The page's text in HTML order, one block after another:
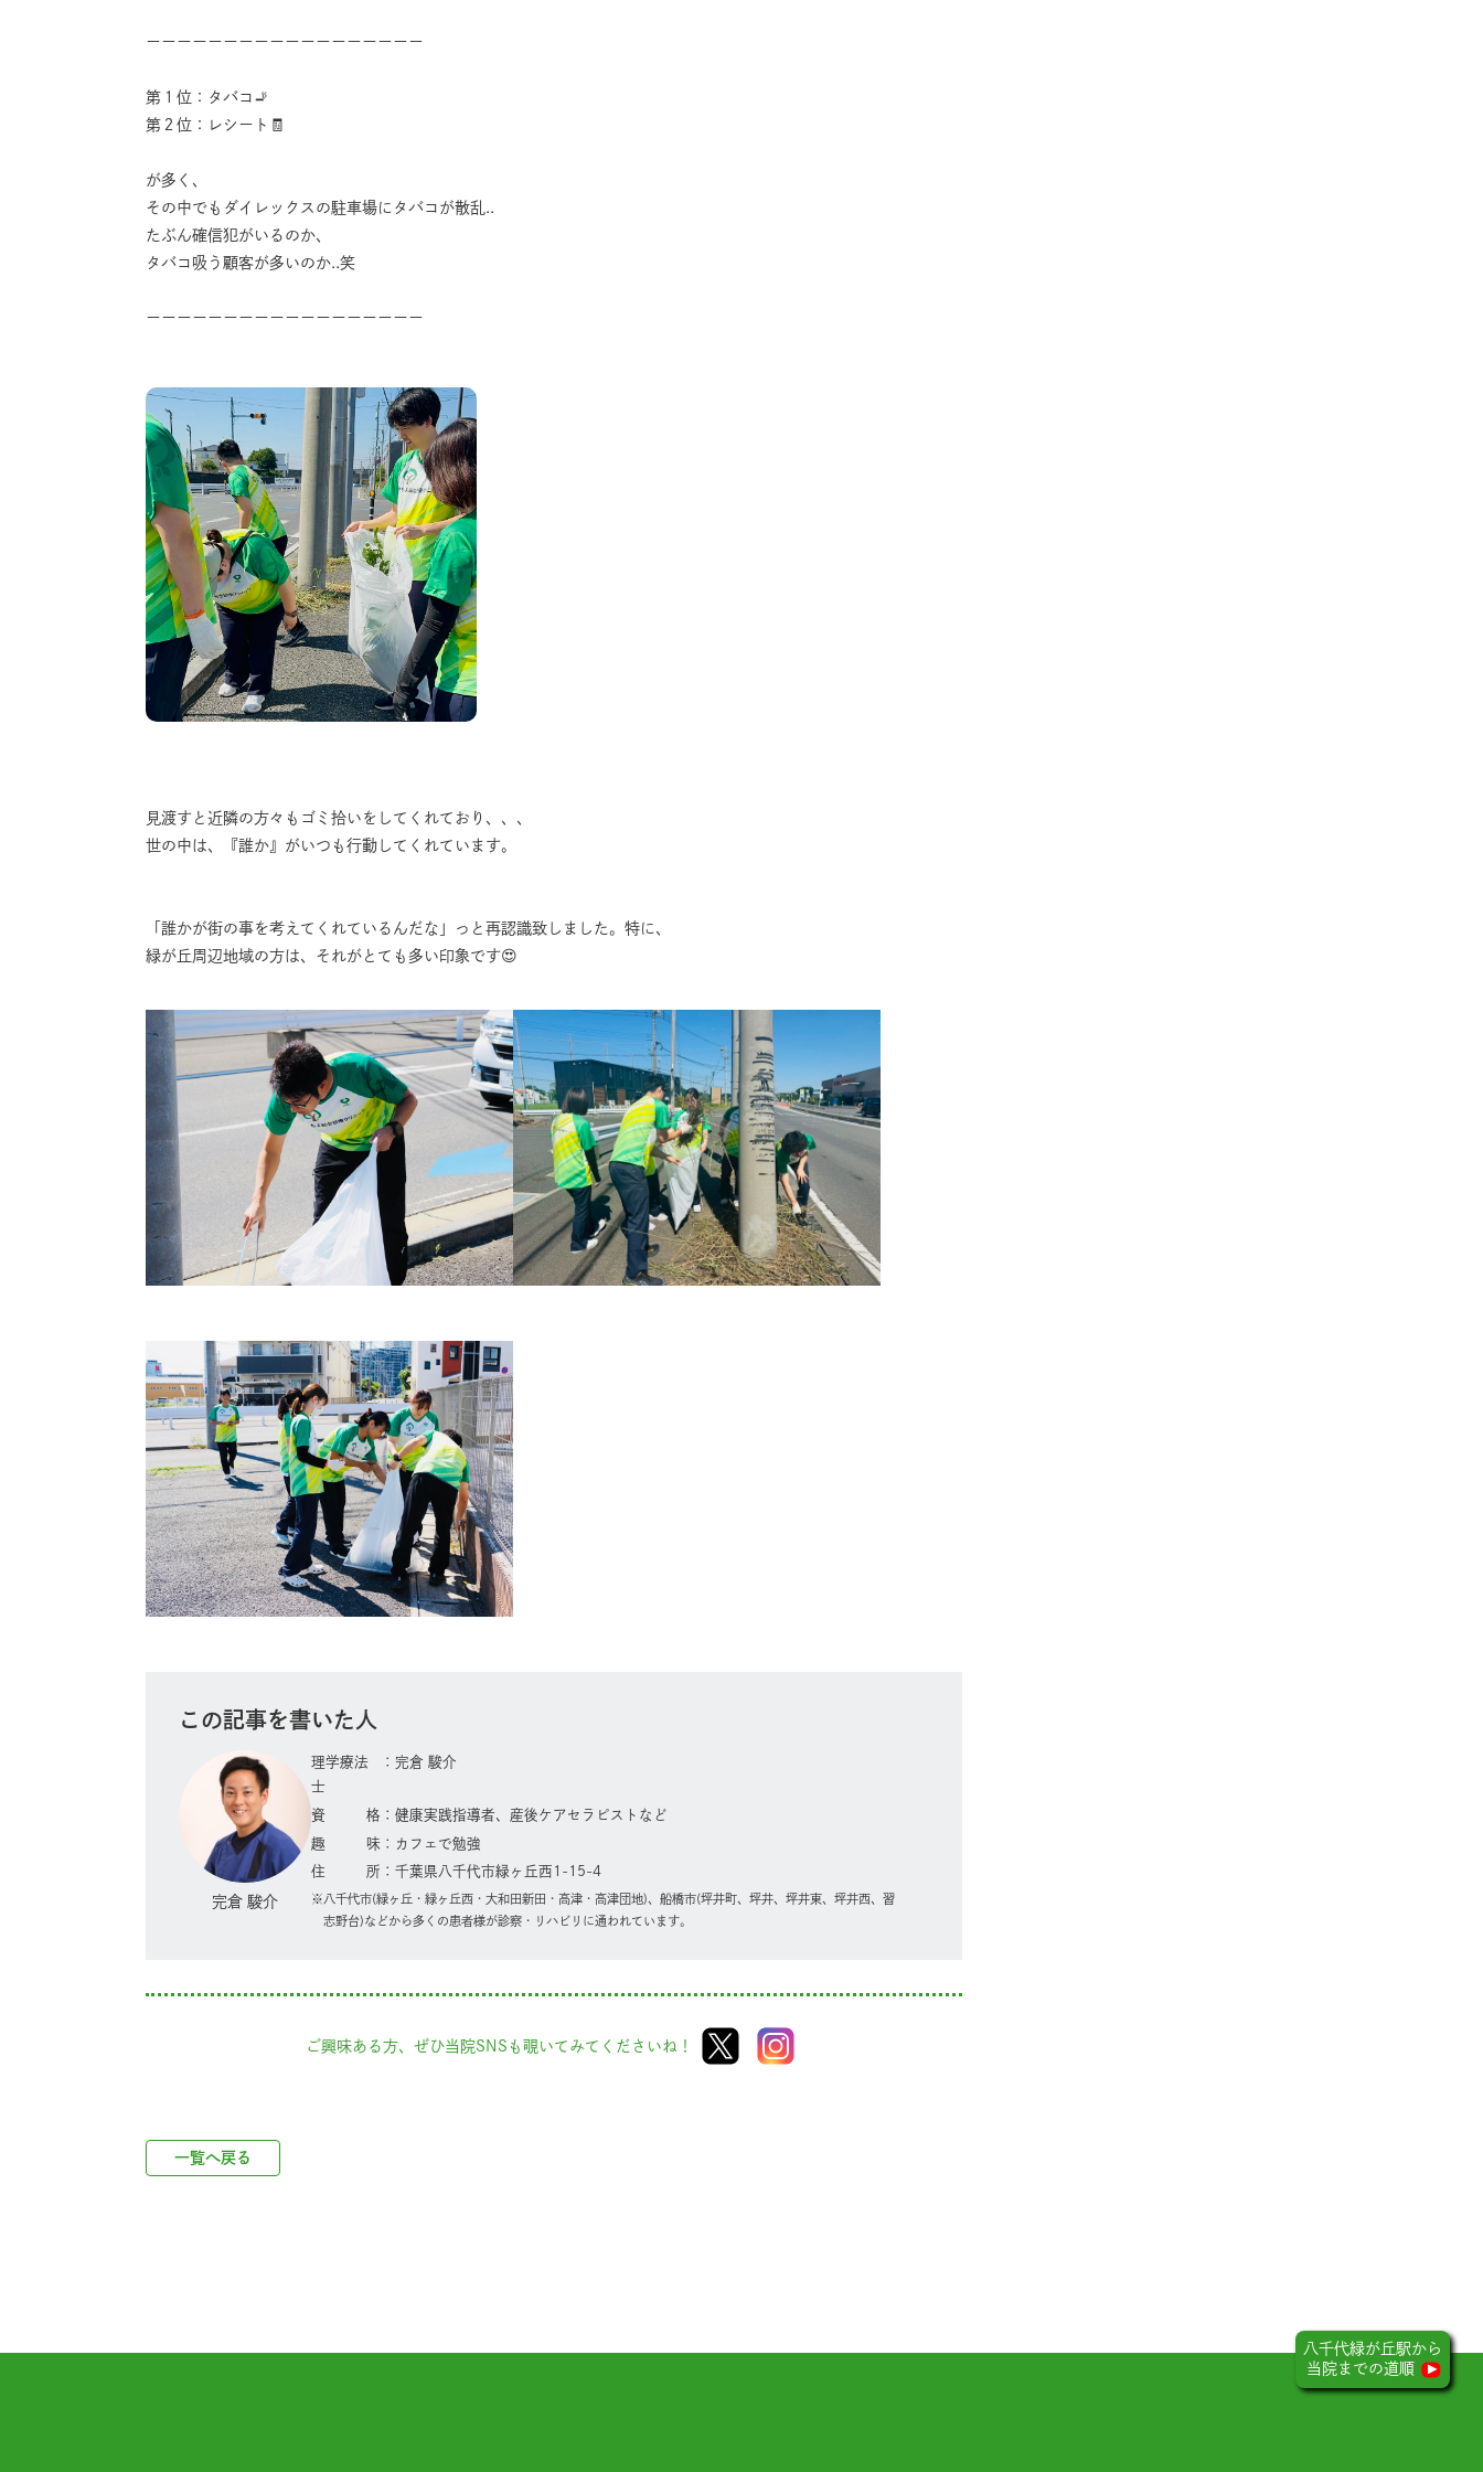
ーーーーーーーーーーーーーーーーーー
第１位：タバコ🚬
第２位：レシート🧾
が多く、
その中でもダイレックスの駐車場にタバコが散乱..
たぶん確信犯がいるのか、
タバコ吸う顧客が多いのか..笑
ーーーーーーーーーーーーーーーーーー
見渡すと近隣の方々もゴミ拾いをしてくれており、、、
世の中は、『誰か』がいつも行動してくれています。
「誰かが街の事を考えてくれているんだな」っと再認識致しました。特に、
緑が丘周辺地域の方は、それがとても多い印象です😍
この記事を書いた人
完倉 駿介
理学療法
士
完倉 駿介
資格
健康実践指導者、産後ケアセラピストなど
趣味
カフェで勉強
住所
千葉県八千代市緑ヶ丘西1-15-4
八千代市(緑ヶ丘・緑ヶ丘西・大和田新田・高津・高津団地)、船橋市(坪井町、坪井、坪井東、坪井西、習
志野台)などから多くの患者様が診察・リハビリに通われています。
ご興味ある方、ぜひ当院SNSも覗いてみてくださいね！
一覧へ戻る
八千代緑が丘駅から
当院までの道順